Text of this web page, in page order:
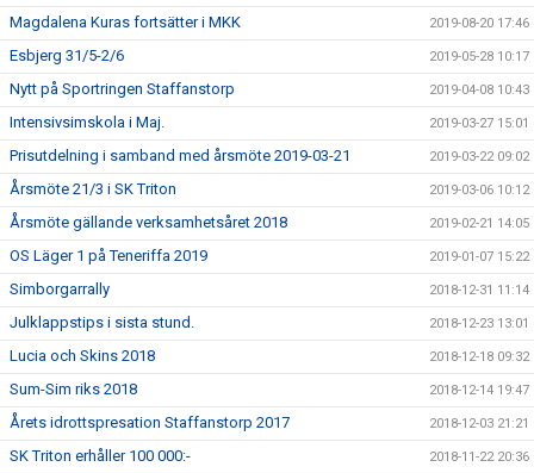
Magdalena Kuras fortsätter i MKK 2019-08-20 17:46
Esbjerg 31/5-2/6 2019-05-28 10:17
Nytt på Sportringen Staffanstorp 2019-04-08 10:43
Intensivsimskola i Maj. 2019-03-27 15:01
Prisutdelning i samband med årsmöte 2019-03-21 2019-03-22 09:02
Årsmöte 21/3 i SK Triton 2019-03-06 10:12
Årsmöte gällande verksamhetsåret 2018 2019-02-21 14:05
OS Läger 1 på Teneriffa 2019 2019-01-07 15:22
Simborgarrally 2018-12-31 11:14
Julklappstips i sista stund. 2018-12-23 13:01
Lucia och Skins 2018 2018-12-18 09:32
Sum-Sim riks 2018 2018-12-14 19:47
Årets idrottspresation Staffanstorp 2017 2018-12-03 21:21
SK Triton erhåller 100 000:- 2018-11-22 20:36